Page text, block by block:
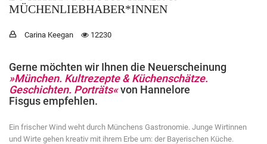
MÜCHENLIEBHABER*INNEN
Carina Keegan 12230
Gerne möchten wir Ihnen die Neuerscheinung
»München. Kultrezepte & Küchenschätze.
Geschichten. Porträts«von Hannelore
Fisgus empfehlen.
Ein frischer Wind weht durch Münchens Gastronomie. Junge Wirtinnen
und Wirte gehen kreativ mit ihrem Erbe um: der Bayerischen Küche.